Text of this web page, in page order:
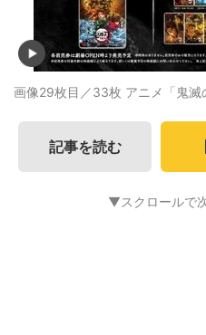
画像29枚目／33枚 アニメ「鬼
記事を読む
▼スクロールで